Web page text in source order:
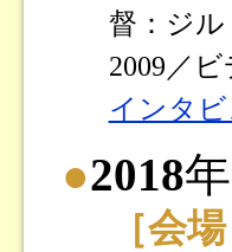
督：ジ
2009／
インタ
●2018年
［会場